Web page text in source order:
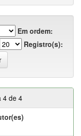
Em ordem:
Registro(s):
4 de 4